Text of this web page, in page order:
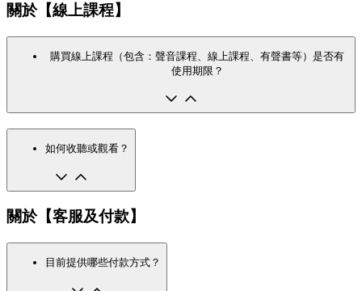
關於【線上課程】
購買線上課程（包含：聲音課程、線上課程、有聲書等）是否有
使用期限？
如何收聽或觀看？
關於【客服及付款】
目前提供哪些付款方式？